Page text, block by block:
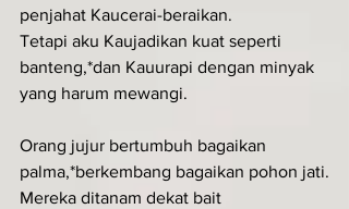
penjahat Kaucerai-beraikan.
Tetapi aku Kaujadikan kuat seperti
banteng,*dan Kauurapi dengan minyak
yang harum mewangi.
Orang jujur bertumbuh bagaikan
palma,*berkembang bagaikan pohon jati.
Mereka ditanam dekat bait